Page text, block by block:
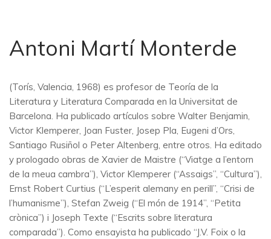
Antoni Martí Monterde
(Torís, Valencia, 1968) es profesor de Teoría de la
Literatura y Literatura Comparada en la Universitat de
Barcelona. Ha publicado artículos sobre Walter Benjamin,
Victor Klemperer, Joan Fuster, Josep Pla, Eugeni d’Ors,
Santiago Rusiñol o Peter Altenberg, entre otros. Ha editado
y prologado obras de Xavier de Maistre (“Viatge a l’entorn
de la meua cambra”), Victor Klemperer (“Assaigs”, “Cultura”),
Ernst Robert Curtius (“L’esperit alemany en perill”, “Crisi de
l’humanisme”), Stefan Zweig (“El món de 1914”, “Petita
crònica”) i Joseph Texte (“Escrits sobre literatura
comparada”). Como ensayista ha publicado “J.V. Foix o la